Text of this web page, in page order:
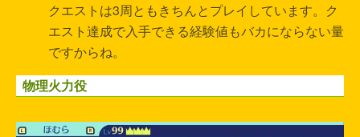
クエストは3周ともきちんとプレイしています。ク
エスト達成で入手できる経験値もバカにならない量
ですからね。
物理火力役